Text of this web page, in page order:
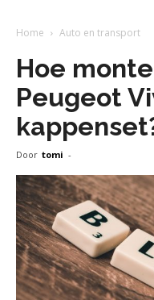
Home Auto en transport
Hoe
Peugeot
Door tomi -